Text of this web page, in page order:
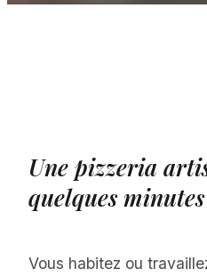
Une pizzeria
quelques
Vous habitez ou